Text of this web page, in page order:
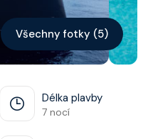
Všechny fotky (5)
Délka plavby
7 nocí